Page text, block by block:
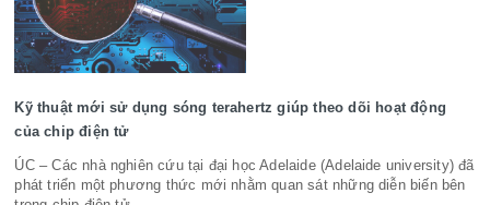
Kỹ thuật mới sử dụng sóng terahertz giúp theo dõi hoạt động
của chip điện tử
ÚC – Các nhà nghiên cứu tại đại học Adelaide (Adelaide university) đã
phát triển một phương thức mới nhằm quan sát những diễn biến bên